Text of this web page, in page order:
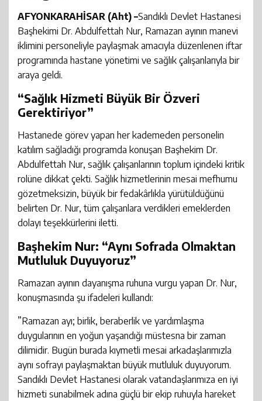
AFYONKARAHİSAR (Aht) –Sandıklı Devlet Hastanesi
Başhekimi Dr. Abdulfettah Nur, Ramazan ayının manevi
iklimini personeliyle paylaşmak amacıyla düzenlenen iftar
programında hastane yönetimi ve sağlık çalışanlarıyla bir
araya geldi.
“Sağlık Hizmeti Büyük Bir Özveri
Gerektiriyor”
​Hastanede görev yapan her kademeden personelin
katılım sağladığı programda konuşan Başhekim Dr.
Abdulfettah Nur, sağlık çalışanlarının toplum içindeki kritik
rolüne dikkat çekti. Sağlık hizmetlerinin mesai mefhumu
gözetmeksizin, büyük bir fedakârlıkla yürütüldüğünü
belirten Dr. Nur, tüm çalışanlara verdikleri emeklerden
dolayı teşekkürlerini iletti.
Başhekim Nur: “Aynı Sofrada Olmaktan
Mutluluk Duyuyoruz”
​Ramazan ayının dayanışma ruhuna vurgu yapan Dr. Nur,
konuşmasında şu ifadeleri kullandı:
​”Ramazan ayı; birlik, beraberlik ve yardımlaşma
duygularının en yoğun yaşandığı müstesna bir zaman
dilimidir. Bugün burada kıymetli mesai arkadaşlarımızla
aynı sofrayı paylaşmaktan büyük mutluluk duyuyorum.
Sandıklı Devlet Hastanesi olarak vatandaşlarımıza en iyi
hizmeti sunabilmek adına güçlü bir ekip ruhuyla hareket